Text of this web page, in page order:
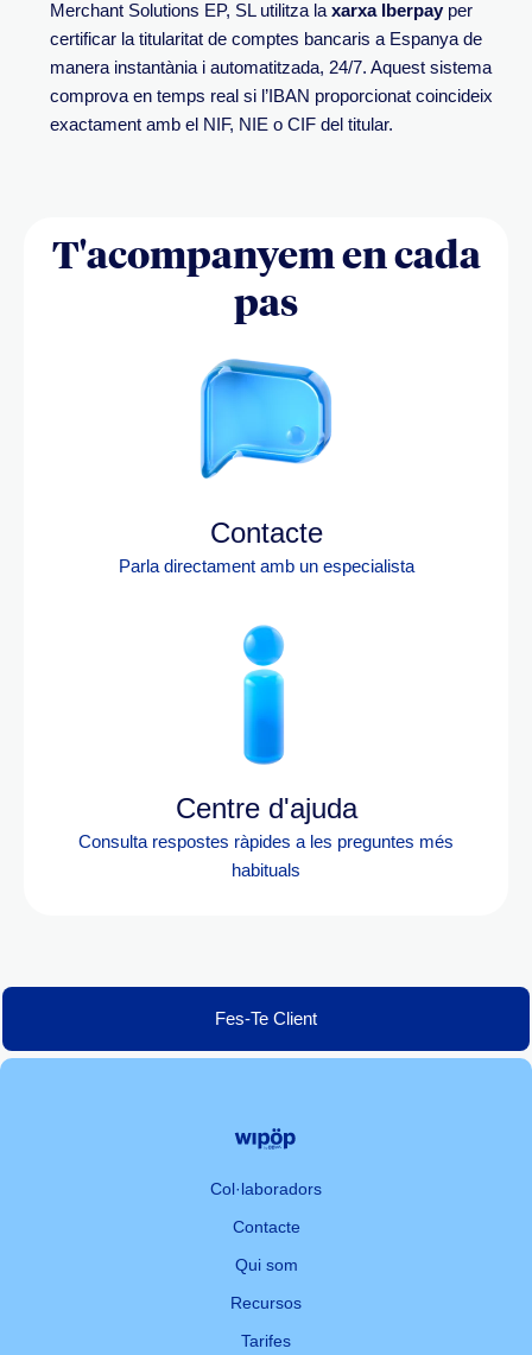
Merchant Solutions EP, SL utilitza la xarxa Iberpayper
certificar la titularitat de comptes bancaris a Espanya de
manera instantània i automatitzada, 24/7. Aquest sistema
comprova en temps real si l’IBAN proporcionat coincideix
exactament amb el NIF, NIE o CIF del titular.
T'acompanyem en cada
pas
Contacte
Parla directament amb un especialista
Centre d'ajuda
Consulta respostes ràpides a les preguntes més
habituals
Fes-Te Client
Col·laboradors
Contacte
Qui som
Recursos
Tarifes